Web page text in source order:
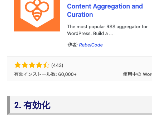
2. 有効化